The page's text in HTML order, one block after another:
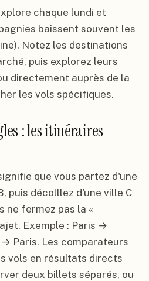
chaque lundi et
baissent souvent les
Notez les destinations
puis explorez leurs
directement auprès de la
les vols spécifiques.
: les itinéraires
que vous partez d'une
puis décolllez d'une ville C
ne fermez pas la «
Exemple : Paris →
Paris. Les comparateurs
vols en résultats directs
deux billets séparés, ou